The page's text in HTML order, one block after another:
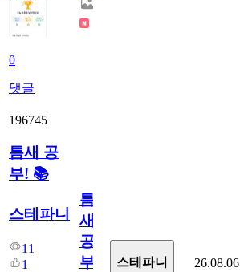
0
댓글
196745
틈새 공
부! 📚
스테파니
11
1
틈
새
공
부!
스테파니 26.08.06